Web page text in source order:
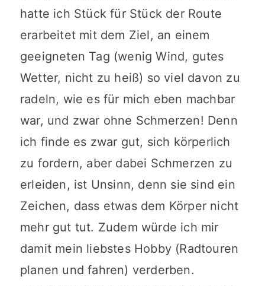
hatte ich Stück für Stück der Route
erarbeitet mit dem Ziel, an einem
geeigneten Tag (wenig Wind, gutes
Wetter, nicht zu heiß) so viel davon zu
radeln, wie es für mich eben machbar
war, und zwar ohne Schmerzen! Denn
ich finde es zwar gut, sich körperlich
zu fordern, aber dabei Schmerzen zu
erleiden, ist Unsinn, denn sie sind ein
Zeichen, dass etwas dem Körper nicht
mehr gut tut. Zudem würde ich mir
damit mein liebstes Hobby (Radtouren
planen und fahren) verderben.